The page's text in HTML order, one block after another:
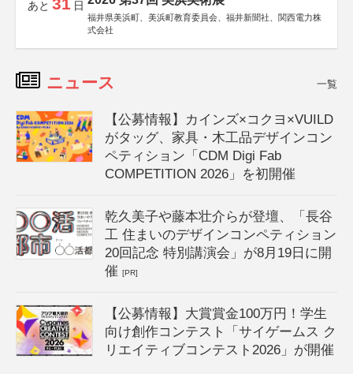
あと 日
福井県美浜町、美浜町教育委員会、福井新聞社、関西電力株
式会社
ニュース 一覧
【公募情報】カインズ×コクヨ×VUILD
がタッグ、家具・木工品デザインコン
ペティション「CDM Digi Fab
COMPETITION 2026」を初開催
乾久美子や藤本壮介らが登壇、「長谷
工 住まいのデザインコンペティション
20回記念 特別講演会」が8月19日に開
催[PR]
【公募情報】大賞賞金100万円！学生
向け創作コンテスト「サイゲームス ク
リエイティブコンテスト2026」が開催